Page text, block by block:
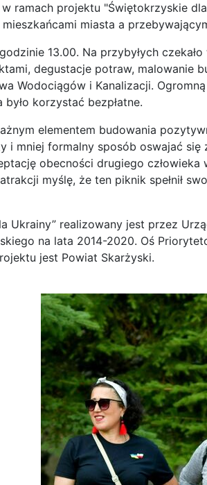
ramach projektu "Świętokrzyskie
miasta a
13.00. Na przybyłych
degustacje potraw, malowanie
Wodociągów i Kanalizacji.
korzystać bezpłatne.
elementem budowania
i mniej formalny sposób oswajać
obecności drugiego
myślę, że ten piknik spełnił
Ukrainy” realizowany jest przez
na lata 2014-2020. Oś
jest Powiat Skarżyski.